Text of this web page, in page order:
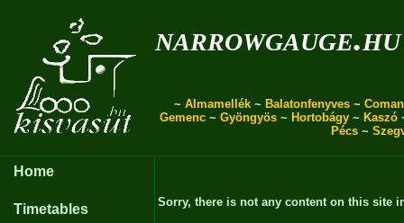
narrowgauge.hu
~ Almamellék ~ Balatonfenyves ~
Gemenc ~ Gyöngyös ~ Hortobágy ~ Kaszó
Pécs ~
Home
Timetables
Sorry, there is not any content on this site